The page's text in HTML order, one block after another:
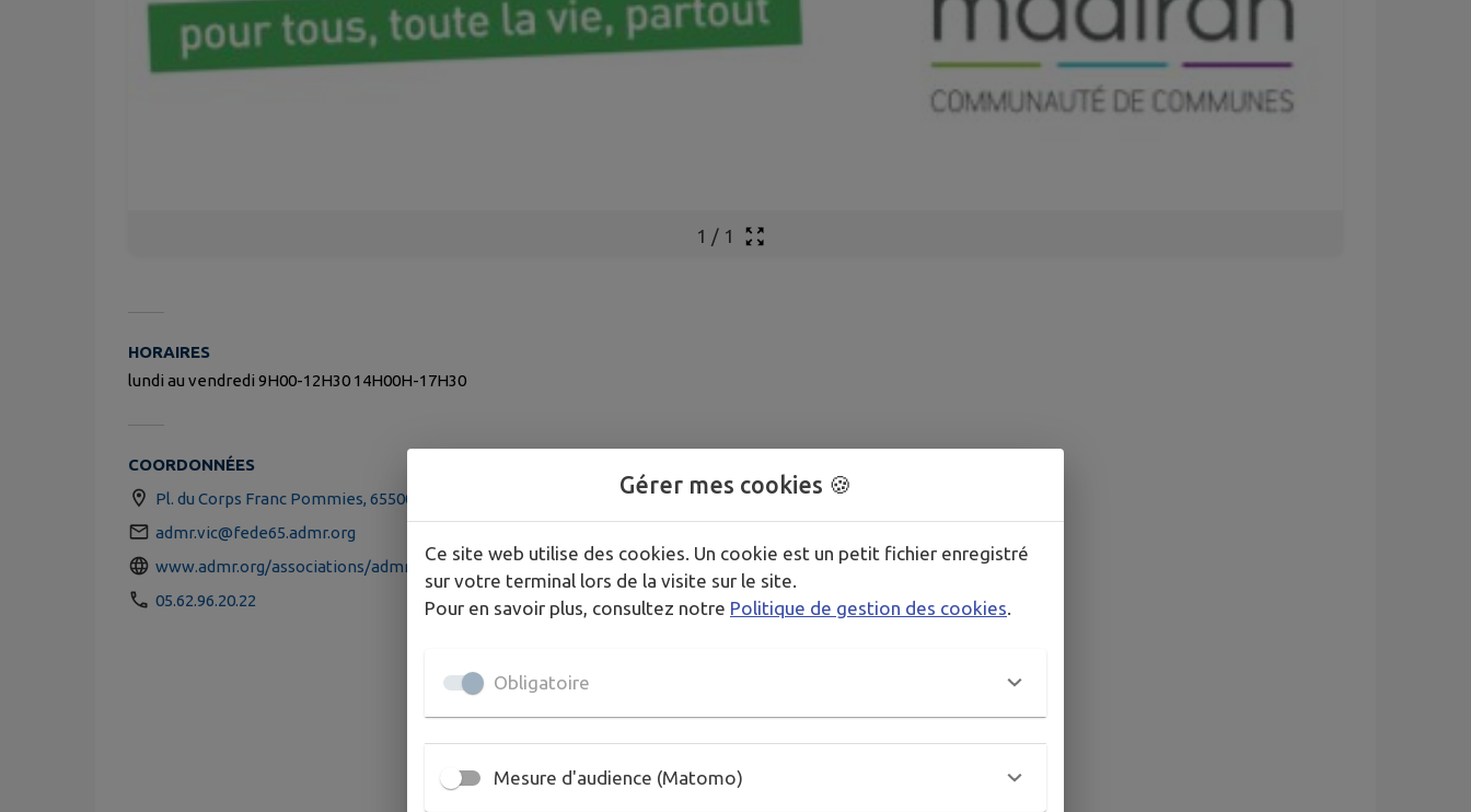
1 / 1
HORAIRES
lundi au vendredi 9H00-12H30 14H00H-17H30
COORDONNÉES
Pl. du Corps Franc Pommies, 65500 Vic-en-Bigorre
admr.vic@fede65.admr.org
www.admr.org/associations/admr-vic-en-bigorre
05.62.96.20.22
Gérer mes cookies 🍪
Ce site web utilise des cookies. Un cookie est un petit fichier enregistré
sur votre terminal lors de la visite sur le site.
Pour en savoir plus, consultez notre Politique de gestion des cookies
Obligatoire
Mesure d'audience (Matomo)